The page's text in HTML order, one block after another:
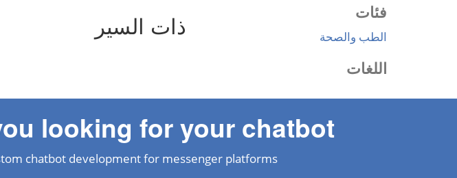
فئات
الطب والصحة
اللغات
ذات السير
looking for your chatbot?
chatbot development for messenger platforms